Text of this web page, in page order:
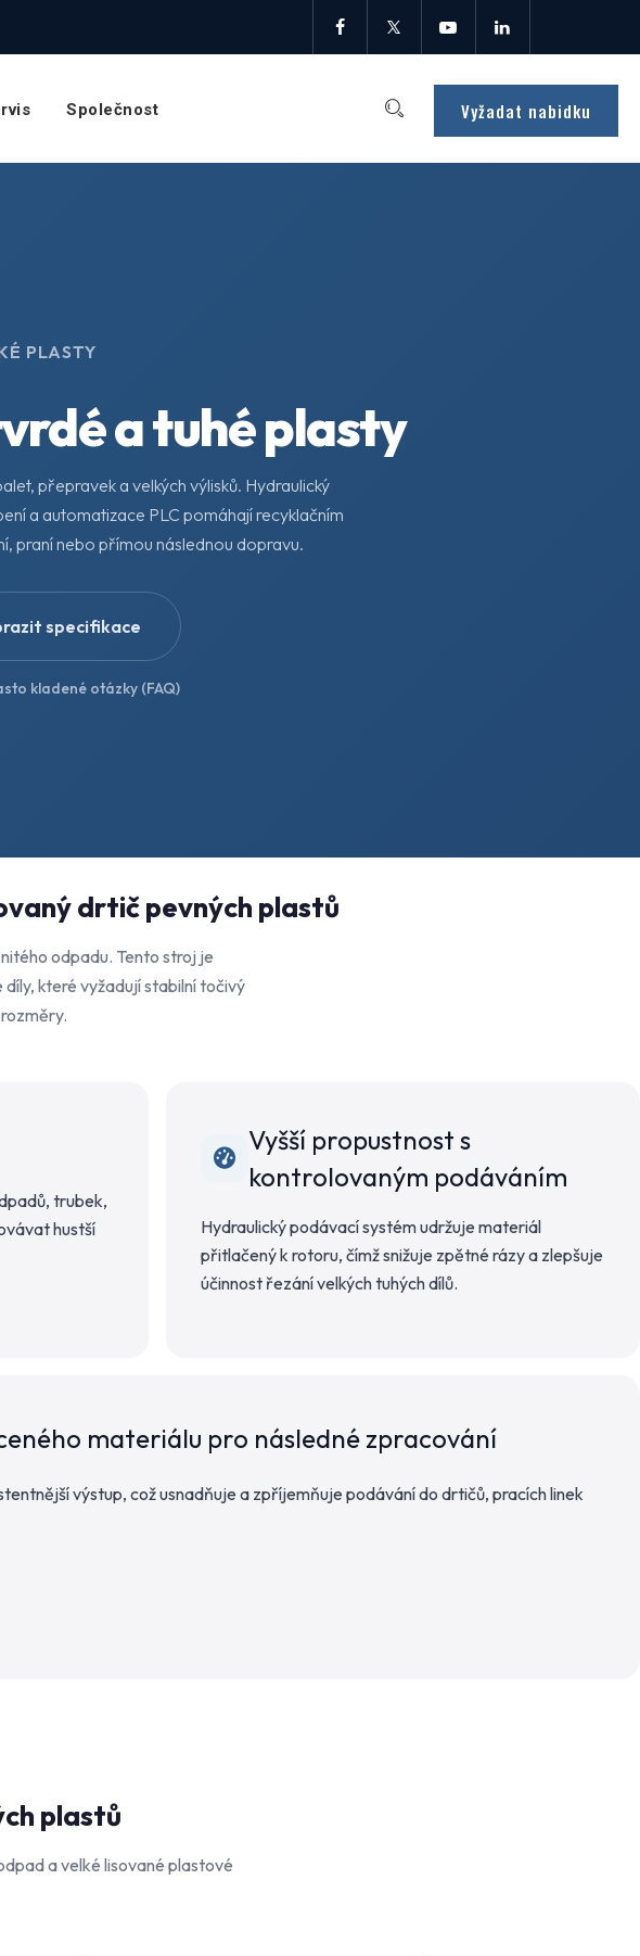
Vyžadat nabidku
Společnost
PLASTY
a tuhé plasty
přepravek a velkých výlisků. Hydraulický
a automatizace PLC pomáhají recyklačním
praní nebo přímou následnou dopravu.
specifikace
kladené otázky (FAQ)
drtič pevných plastů
odpadu. Tento stroj je
které vyžadují stabilní točivý
trubek,
hustší
Vyšší propustnost s
kontrolovaným podáváním
Hydraulický podávací systém udržuje materiál
přitlačený k rotoru, čímž snižuje zpětné rázy a zlepšuje
účinnost řezání velkých tuhých dílů.
materiálu pro následné zpracování
výstup, což usnadňuje a zpříjemňuje podávání do drtičů, pracích linek
plastů
a velké lisované plastové